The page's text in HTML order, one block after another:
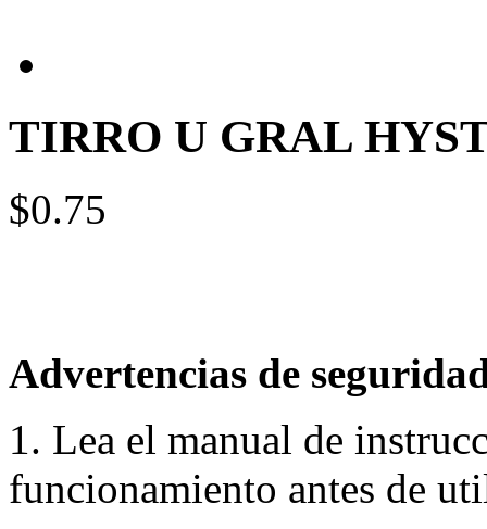
TIRRO U GRAL
$0.75
Advertencias de
1. Lea el manual de
funcionamiento antes de